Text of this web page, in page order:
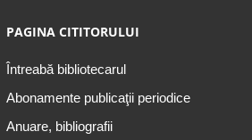
PAGINA CITITORULUI
Întreabă bibliotecarul
Abonamente publicaţii periodice
Anuare, bibliografii